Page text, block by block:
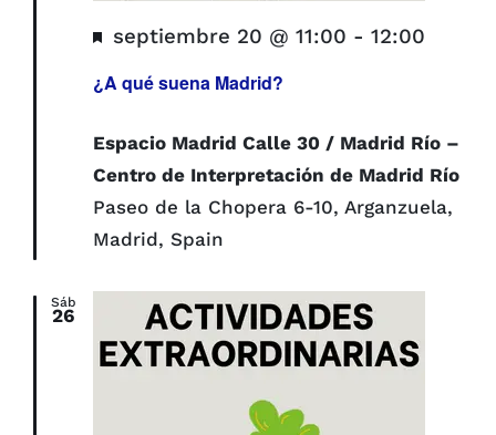
¿A qué suena Madrid?
Destacado
septiembre 20 @ 11:00 - 12:00
Espacio Madrid Calle 30 / Madrid Río –
Centro de Interpretación de Madrid Río
Paseo de la Chopera 6-10, Arganzuela,
Madrid, Spain
Sáb
26